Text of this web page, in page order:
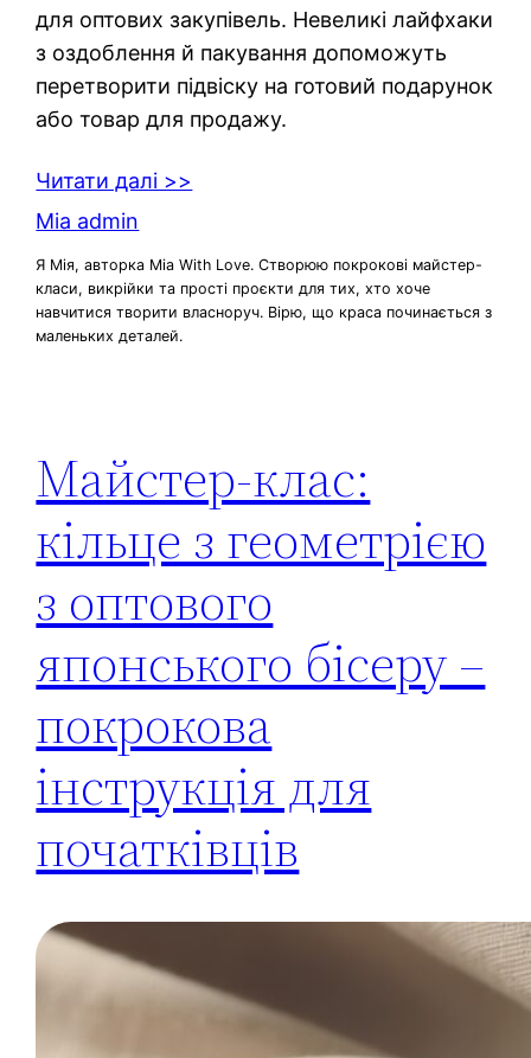
для оптових закупівель. Невеликі лайфхаки
з оздоблення й пакування допоможуть
перетворити підвіску на готовий подарунок
або товар для продажу.
Читати далі >>
Mia admin
Я Мія, авторка Mia With Love. Створюю покрокові майстер-
класи, викрійки та прості проєкти для тих, хто хоче
навчитися творити власноруч. Вірю, що краса починається з
маленьких деталей.
Майстер-клас:
кільце з геометрією
з оптового
японського бісеру –
покрокова
інструкція для
початківців